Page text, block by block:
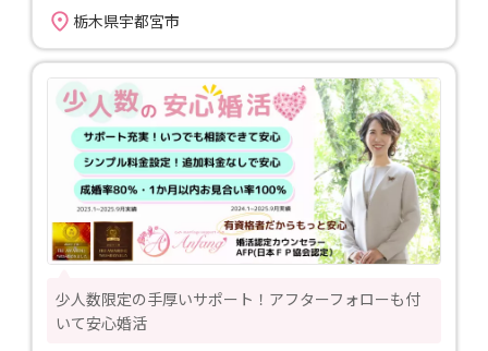
栃木県宇都宮市
少人数限定の手厚いサポート！アフターフォローも付
いて安心婚活